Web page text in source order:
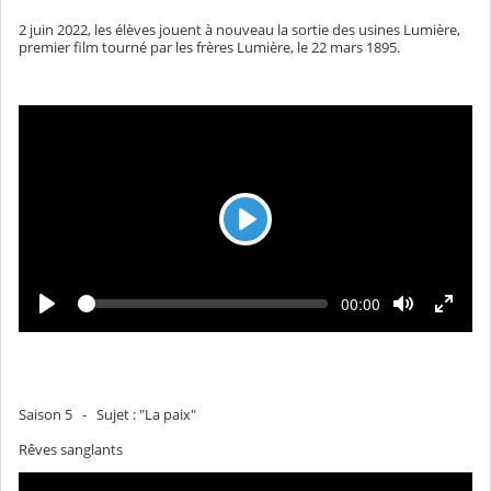
e
e é
c
é
2 juin 2022, les élèves jouent à nouveau la sortie des usines Lumière,
premier film tourné par les frères Lumière, le 22 mars 1895.
L
t
u
L
e
c
T
m
00:00
Saison 5 - Sujet : "La paix"
Rêves sanglants